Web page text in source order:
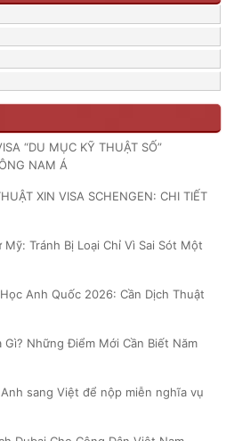
“DU MỤC KỸ THUẬT SỐ”
NAM Á
XIN VISA SCHENGEN: CHI TIẾT
Tránh Bị Loại Chỉ Vì Sai Sót Một
Anh Quốc 2026: Cần Dịch Thuật
Gì? Những Điểm Mới Cần Biết Năm
sang Việt để nộp miễn nghĩa vụ